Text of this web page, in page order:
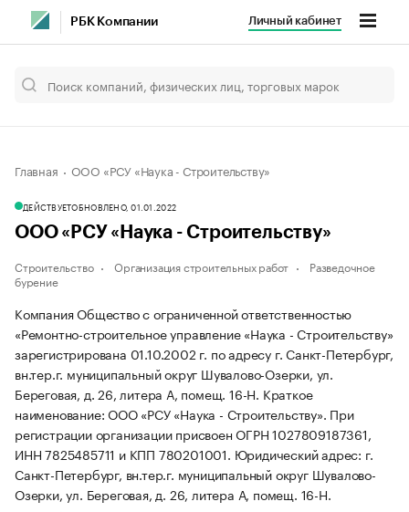
РБК Компании Личный кабинет
Главная ООО «РСУ «Наука - Строительству»
ДЕЙСТВУЕТОБНОВЛЕНО, 01.01.2022
ООО «РСУ «Наука - Строительству»
Строительство Организация строительных работ
Разведочное
бурение
Компания Общество с ограниченной ответственностью
«Ремонтно-строительное управление «Наука - Строительству»
зарегистрирована 01.10.2002 г. по адресу г. Санкт-Петербург,
вн.тер.г. муниципальный округ Шувалово-Озерки, ул.
Береговая, д. 26, литера А, помещ. 16-Н. Краткое
наименование: ООО «РСУ «Наука - Строительству». При
регистрации организации присвоен ОГРН 1027809187361,
ИНН 7825485711 и КПП 780201001. Юридический адрес: г.
Санкт-Петербург, вн.тер.г. муниципальный округ Шувалово-
Озерки, ул. Береговая, д. 26, литера А, помещ. 16-Н.